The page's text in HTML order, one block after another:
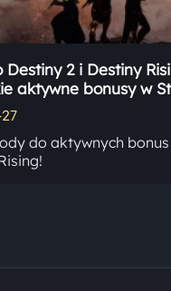
Destiny 2 i Destiny
aktywne bonusy w
do aktywnych